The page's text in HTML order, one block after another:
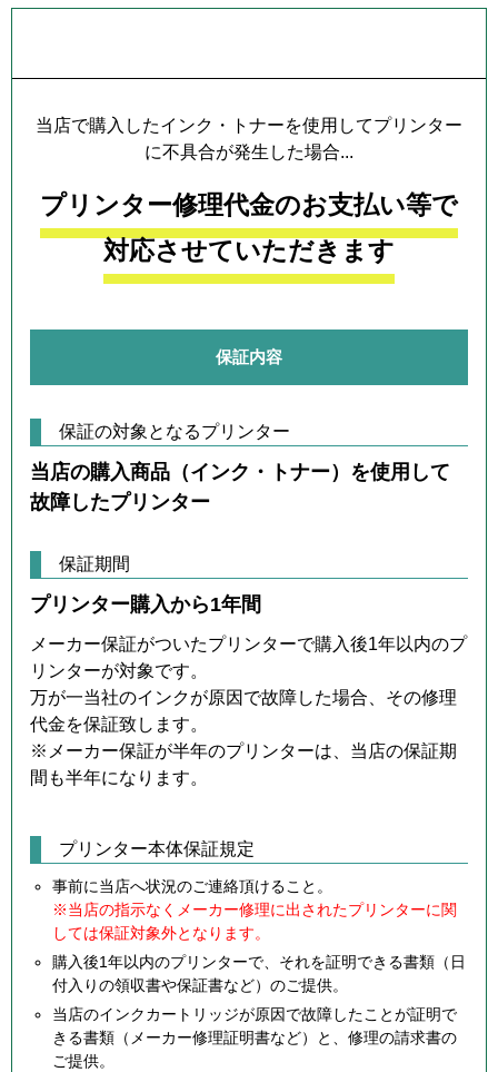
当店で購入したインク・トナーを使用してプリンター
に不具合が発生した場合...
プリンター修理代金のお支払い等で
対応させていただきます
保証内容
保証の対象となるプリンター
当店の購入商品（インク・トナー）を使用して
故障したプリンター
保証期間
プリンター購入から1年間
メーカー保証がついたプリンターで購入後1年以内のプ
リンターが対象です。
万が一当社のインクが原因で故障した場合、その修理
代金を保証致します。
※メーカー保証が半年のプリンターは、当店の保証期
間も半年になります。
プリンター本体保証規定
事前に当店へ状況のご連絡頂けること。
※当店の指示なくメーカー修理に出されたプリンターに関
しては保証対象外となります。
購入後1年以内のプリンターで、それを証明できる書類（日
付入りの領収書や保証書など）のご提供。
当店のインクカートリッジが原因で故障したことが証明で
きる書類（メーカー修理証明書など）と、修理の請求書の
ご提供。